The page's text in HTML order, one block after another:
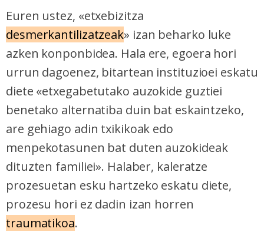
Euren ustez, «etxebizitza
desmerkantilizatzeak» izan beharko luke
azken konponbidea. Hala ere, egoera hori
urrun dagoenez, bitartean instituzioei eskatu
diete «etxegabetutako auzokide guztiei
benetako alternatiba duin bat eskaintzeko,
are gehiago adin txikikoak edo
menpekotasunen bat duten auzokideak
dituzten familiei». Halaber, kaleratze
prozesuetan esku hartzeko eskatu diete,
prozesu hori ez dadin izan horren
traumatikoa.